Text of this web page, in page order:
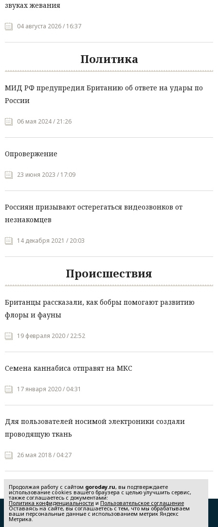
звуках жевания
04 августа 2026 / 16:37
Политика
МИД РФ предупредил Британию об ответе на удары по
России
06 мая 2024 / 21:26
Опровержение
23 июня 2023 / 17:09
Россиян призывают остерегаться видеозвонков от
незнакомцев
14 декабря 2021 / 20:03
Происшествия
Британцы рассказали, как бобры помогают развитию
флоры и фауны
19 февраля 2020 / 22:52
Семена каннабиса отправят на МКС
17 января 2020 / 04:31
Для пользователей носимой электроники создали
проводящую ткань
26 мая 2018 / 04:27
Редакция
Реклама
Продолжая работу с сайтом goroday.ru, вы подтверждаете
использование cookies вашего браузера с целью улучшить сервис,
также соглашаетесь с документами:
Политика конфиденциальности и Пользовательское соглашение
Оставаясь на сайте, вы соглашаетесь с тем, что мы обрабатываем
ваши персональные данные с использованием метрик Яндекс
Метрика.